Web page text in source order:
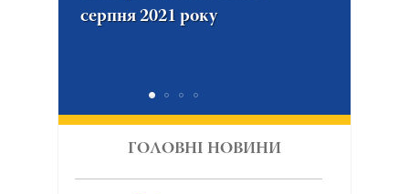
серпня 2021 року
ГОЛОВНІ НОВИНИ